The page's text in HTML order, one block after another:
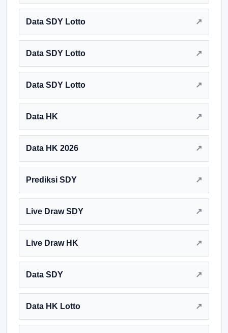
Data SDY Lotto
Data SDY Lotto
Data SDY Lotto
Data HK
Data HK 2026
Prediksi SDY
Live Draw SDY
Live Draw HK
Data SDY
Data HK Lotto